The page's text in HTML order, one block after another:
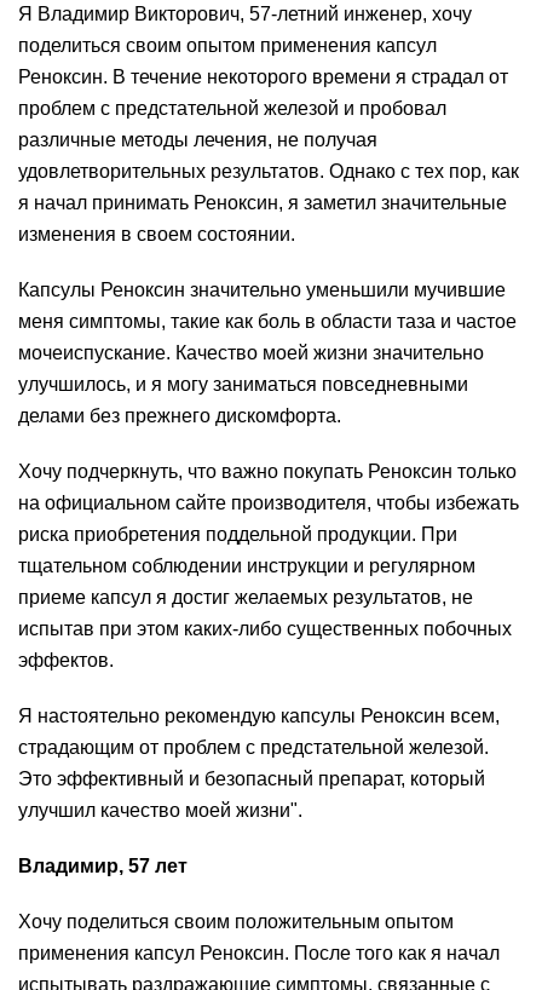
Я Владимир Викторович, 57-летний инженер, хочу
поделиться своим опытом применения капсул
Реноксин. В течение некоторого времени я страдал от
проблем с предстательной железой и пробовал
различные методы лечения, не получая
удовлетворительных результатов. Однако с тех пор, как
я начал принимать Реноксин, я заметил значительные
изменения в своем состоянии.
Капсулы Реноксин значительно уменьшили мучившие
меня симптомы, такие как боль в области таза и частое
мочеиспускание. Качество моей жизни значительно
улучшилось, и я могу заниматься повседневными
делами без прежнего дискомфорта.
Хочу подчеркнуть, что важно покупать Реноксин только
на официальном сайте производителя, чтобы избежать
риска приобретения поддельной продукции. При
тщательном соблюдении инструкции и регулярном
приеме капсул я достиг желаемых результатов, не
испытав при этом каких-либо существенных побочных
эффектов.
Я настоятельно рекомендую капсулы Реноксин всем,
страдающим от проблем с предстательной железой.
Это эффективный и безопасный препарат, который
улучшил качество моей жизни".
Владимир, 57 лет
Хочу поделиться своим положительным опытом
применения капсул Реноксин. После того как я начал
испытывать раздражающие симптомы, связанные с